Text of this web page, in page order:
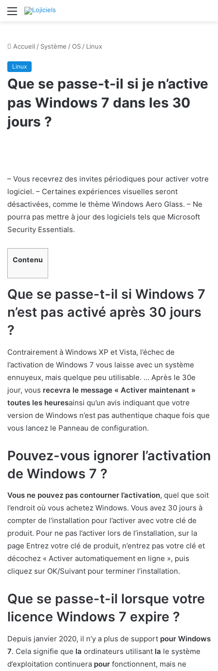
Menu
Accueil / Système /OS / Linux
Linux
Que se passe-t-il si je n’active
pas Windows 7 dans les 30
jours ?
– Vous recevrez des invites périodiques pour activer votre
logiciel. – Certaines expériences visuelles seront
désactivées, comme le thème Windows Aero Glass. – Ne
pourra pas mettre à jour des logiciels tels que Microsoft
Security Essentials.
Contenu
Que se passe-t-il si Windows 7
n’est pas activé après 30 jours
?
Contrairement à Windows XP et Vista, l’échec de
l’activation de Windows 7 vous laisse avec un système
ennuyeux, mais quelque peu utilisable. … Après le 30e
jour, vous recevra le message « Activer maintenant »
toutes les heuresainsi qu’un avis indiquant que votre
version de Windows n’est pas authentique chaque fois que
vous lancez le Panneau de configuration.
Pouvez-vous ignorer l’activation
de Windows 7 ?
Vous ne pouvez pas contourner l’activation, quel que soit
l’endroit où vous achetez Windows. Vous avez 30 jours à
compter de l’installation pour l’activer avec votre clé de
produit. Pour ne pas l’activer lors de l’installation, sur la
page Entrez votre clé de produit, n’entrez pas votre clé et
décochez « Activer automatiquement en ligne », puis
cliquez sur OK/Suivant pour terminer l’installation.
Que se passe-t-il lorsque votre
licence Windows 7 expire ?
Depuis janvier 2020, il n’y a plus de support pour Windows
7. Cela signifie que la ordinateurs utilisant la le système
d’exploitation continuera pour fonctionnent, mais ne